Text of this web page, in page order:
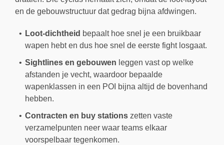
en de gebouwstructuur dat gedrag bijna afdwingen.
Loot-dichtheid bepaalt hoe snel je een bruikbaar
wapen hebt en dus hoe snel de eerste fight losgaat.
Sightlines en gebouwen leggen vast op welke
afstanden je vecht, waardoor bepaalde
wapenklassen in een POI bijna altijd de bovenhand
hebben.
Contracten en buy stations zetten vaste
verzamelpunten neer waar teams elkaar
voorspelbaar tegenkomen.